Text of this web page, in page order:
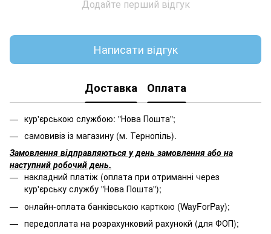
Додайте перший відгук
Написати відгук
Доставка Оплата
кур'єрською службою: "Нова Пошта";
самовивіз із магазину (м. Тернопіль).
Замовлення відправляються у день замовлення або на
наступний робочий день.
накладний платіж (оплата при отриманні через
кур'єрську службу "Нова Пошта");
онлайн-оплата банківською карткою (WayForPay);
передоплата на розрахунковий рахунокй (для ФОП);